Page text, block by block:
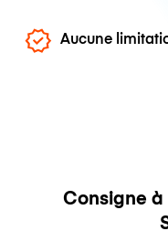
Aucune
Consigne